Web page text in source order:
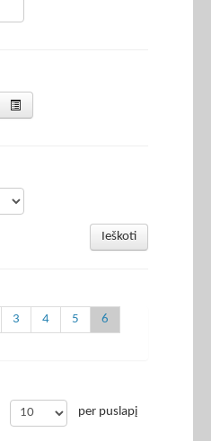
Ieškoti
3 4 5
6
per puslapį